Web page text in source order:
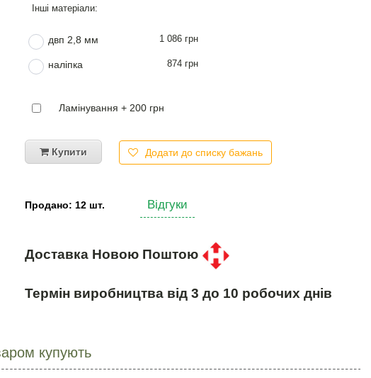
двп 2,8 мм 1 086 грн
наліпка 874 грн
Ламінування + 200 грн
Купити Додати до списку бажань
Продано: 12 шт. Відгуки
Доставка Новою Поштою
Термін виробництва від 3 до 10 робочих днів
купують